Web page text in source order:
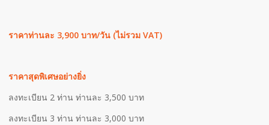
ราคาท่านละ 3,900 บาท/วัน (ไม่รวม VAT)
ราคาสุดพิเศษอย่างยิ่ง
ลงทะเบียน 2 ท่าน ท่านละ 3,500 บาท
ลงทะเบียน 3 ท่าน ท่านละ 3,000 บาท